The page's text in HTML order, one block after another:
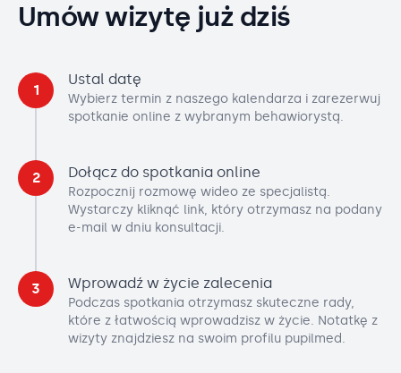
Umów wizytę już dziś
1
Ustal datę
Wybierz termin z naszego kalendarza i zarezerwuj
spotkanie online z wybranym behawiorystą.
2 Dołącz do spotkania online
Rozpocznij rozmowę wideo ze specjalistą.
Wystarczy kliknąć link, który otrzymasz na podany
e-mail w dniu konsultacji.
3 Wprowadź w życie zalecenia
Podczas spotkania otrzymasz skuteczne rady,
które z łatwością wprowadzisz w życie. Notatkę z
wizyty znajdziesz na swoim profilu pupilmed.